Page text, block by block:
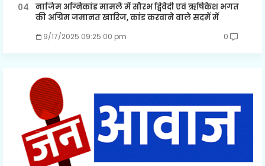
नाजिम अग्निकांड मामले में सौरभ द्विवेदी एवं ऋषिकेश भगत
की अग्रिम जमानत खारिज, कांड करवाने वाले सदमें में
9/17/2025 09:25:00 pm 0